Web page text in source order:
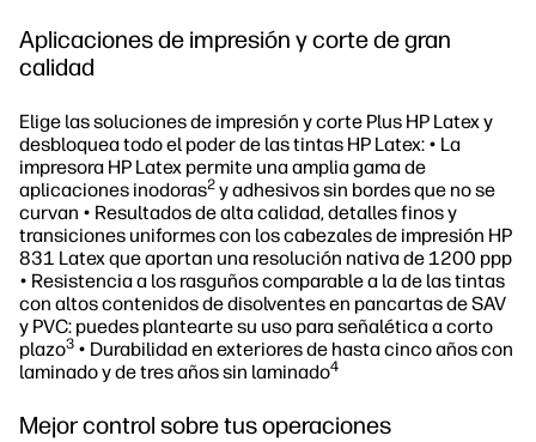
Aplicaciones de impresión y corte de gran
calidad
Elige las soluciones de impresión y corte Plus HP Latex y
desbloquea todo el poder de las tintas HP Latex: • La
impresora HP Latex permite una amplia gama de
aplicaciones inodoras2 y adhesivos sin bordes que no se
curvan • Resultados de alta calidad, detalles finos y
transiciones uniformes con los cabezales de impresión HP
831 Latex que aportan una resolución nativa de 1200 ppp
• Resistencia a los rasguños comparable a la de las tintas
con altos contenidos de disolventes en pancartas de SAV
y PVC: puedes plantearte su uso para señalética a corto
plazo3 • Durabilidad en exteriores de hasta cinco años con
laminado y de tres años sin laminado4
Mejor control sobre tus operaciones